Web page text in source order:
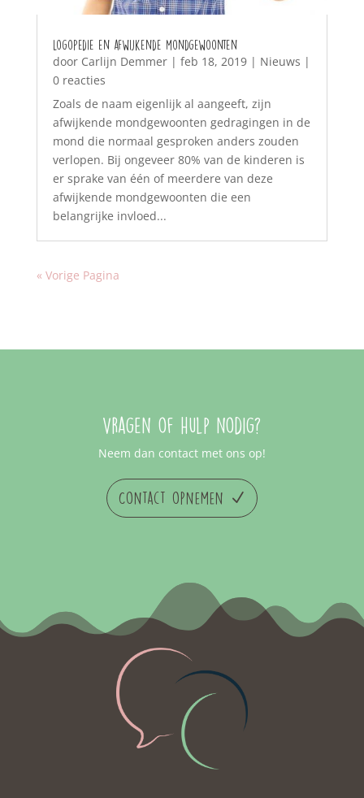
Logopedie en afwijkende mondgewoonten
door Carlijn Demmer| feb 18, 2019| Nieuws |
0 reacties
Zoals de naam eigenlijk al aangeeft, zijn
afwijkende mondgewoonten gedragingen in de
mond die normaal gesproken anders zouden
verlopen. Bij ongeveer 80% van de kinderen is
er sprake van één of meerdere van deze
afwijkende mondgewoonten die een
belangrijke invloed...
« Vorige Pagina
Vragen of hulp nodig?
Neem dan contact met ons op!
Contact opnemen